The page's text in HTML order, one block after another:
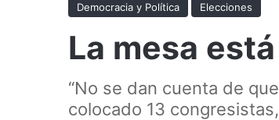
Democracia y Política Elecciones
La mesa
“No se dan cuenta de
colocado 13